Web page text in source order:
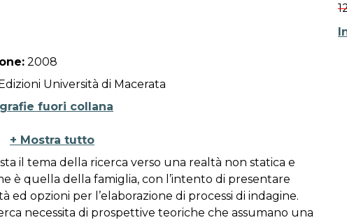
2008
Università di Macerata
fuori collana
+ Mostra tutto
il tema della ricerca verso una realtà non statica e
è quella della famiglia, con l’intento di presentare
ed opzioni per l’elaborazione di processi di indagine.
necessita di prospettive teoriche che assumano una